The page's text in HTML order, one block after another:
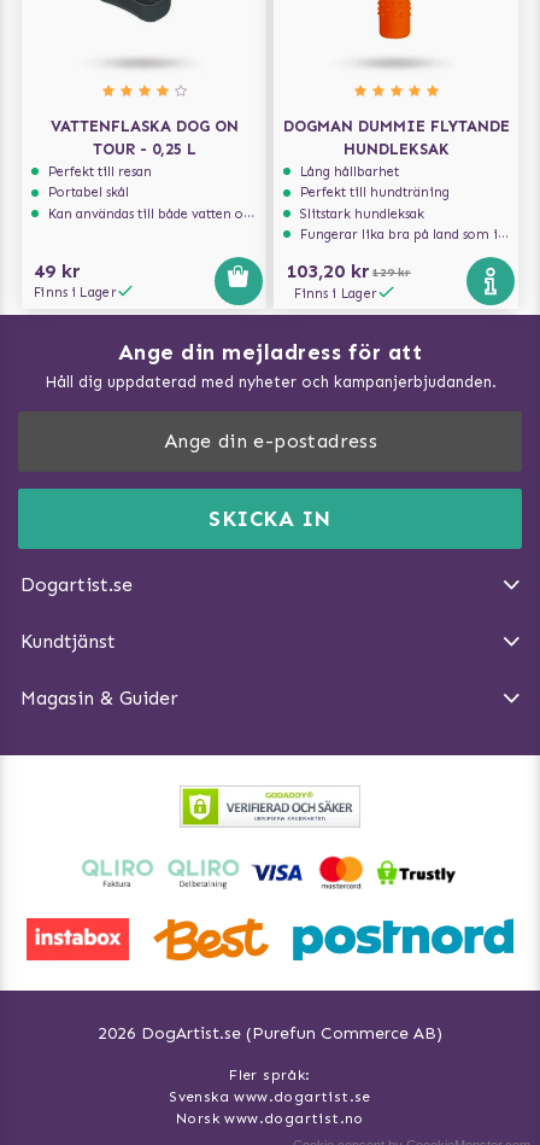
VATTENFLASKA DOG ON
TOUR - 0,25 L
Perfekt till resan
Portabel skål
Kan användas till både vatten och mat
49 kr
Finns i Lager
DOGMAN DUMMIE FLYTANDE
HUNDLEKSAK
Lång hållbarhet
Perfekt till hundträning
Slitstark hundleksak
Fungerar lika bra på land som i vatten
103,20 kr 129 kr
Finns i Lager
Ange din mejladress för att
Håll dig uppdaterad med nyheter och kampanjerbjudanden.
SKICKA IN
Dogartist.se
DogArtist.se drivs av:
E-post:info@dogartist.se
Kundtjänst
Ångra Köp
Magasin & Guider
Vad kan hundar äta?
Träna Nose Work hemma
Så gör du promenaden roligare
Hundbäddar
2026 DogArtist.se (Purefun Commerce AB)
Fler språk:
Svenska www.dogartist.se
Norsk www.dogartist.no